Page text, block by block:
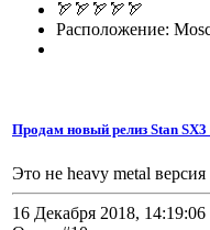
🏹🏹🏹🏹🏹
Расположение:
Продам новый релиз Stan SX3
Это не heavy metal
16 Декабря 2018, 14:19:06